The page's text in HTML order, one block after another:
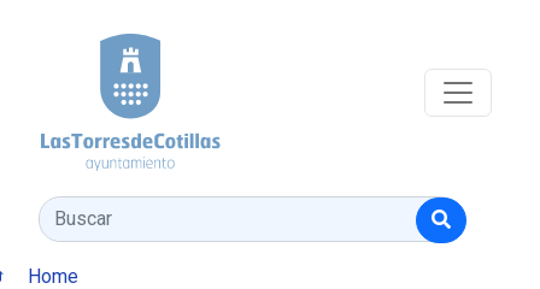
Buscar
Home